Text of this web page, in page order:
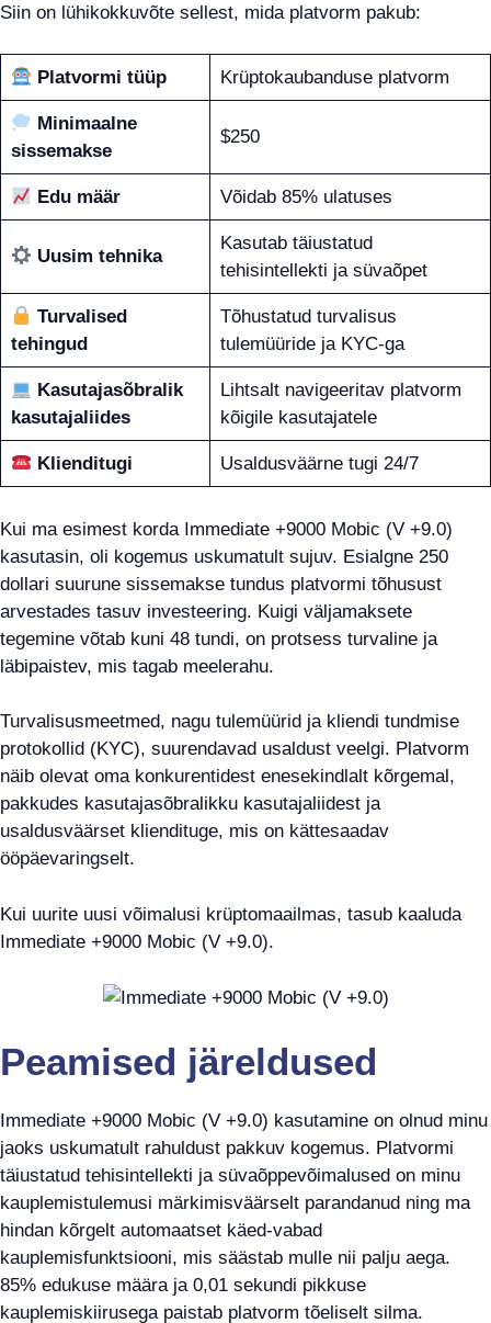
Siin on lühikokkuvõte sellest, mida platvorm pakub:
Platvormi tüüp Krüptokaubanduse platvorm
Minimaalne
sissemakse
$250
Edu määr Võidab 85% ulatuses
Uusim tehnika
Kasutab täiustatud
tehisintellekti ja süvaõpet
Turvalised
tehingud
Tõhustatud turvalisus
tulemüüride ja KYC-ga
Kasutajasõbralik
kasutajaliides
Lihtsalt navigeeritav platvorm
kõigile kasutajatele
Klienditugi Usaldusväärne tugi 24/7
Kui ma esimest korda Immediate +9000 Mobic (V +9.0)
kasutasin, oli kogemus uskumatult sujuv. Esialgne 250
dollari suurune sissemakse tundus platvormi tõhusust
arvestades tasuv investeering. Kuigi väljamaksete
tegemine võtab kuni 48 tundi, on protsess turvaline ja
läbipaistev, mis tagab meelerahu.
Turvalisusmeetmed, nagu tulemüürid ja kliendi tundmise
protokollid (KYC), suurendavad usaldust veelgi. Platvorm
näib olevat oma konkurentidest enesekindlalt kõrgemal,
pakkudes kasutajasõbralikku kasutajaliidest ja
usaldusväärset kliendituge, mis on kättesaadav
ööpäevaringselt.
Kui uurite uusi võimalusi krüptomaailmas, tasub kaaluda
Immediate +9000 Mobic (V +9.0).
Peamised järeldused
Immediate +9000 Mobic (V +9.0) kasutamine on olnud minu
jaoks uskumatult rahuldust pakkuv kogemus. Platvormi
täiustatud tehisintellekti ja süvaõppevõimalused on minu
kauplemistulemusi märkimisväärselt parandanud ning ma
hindan kõrgelt automaatset käed-vabad
kauplemisfunktsiooni, mis säästab mulle nii palju aega.
85% edukuse määra ja 0,01 sekundi pikkuse
kauplemiskiirusega paistab platvorm tõeliselt silma.